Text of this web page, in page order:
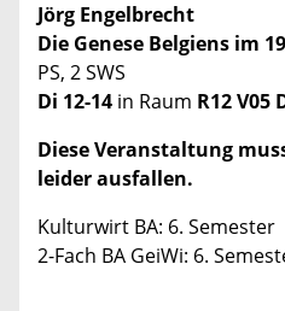
Jörg Engelbrecht
Die Genese Belgiens im
PS, 2 SWS
Di 12-14 in Raum R12 V05
Diese Veranstaltung
leider ausfallen.
Kulturwirt BA: 6. Semester
2-Fach BA GeiWi: 6.